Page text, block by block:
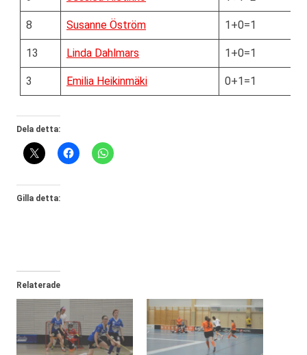
8 Susanne Öström 1+0=1
13 Linda Dahlmars 1+0=1
3 Emilia Heikinmäki 0+1=1
Dela detta:
Gilla detta:
Relaterade